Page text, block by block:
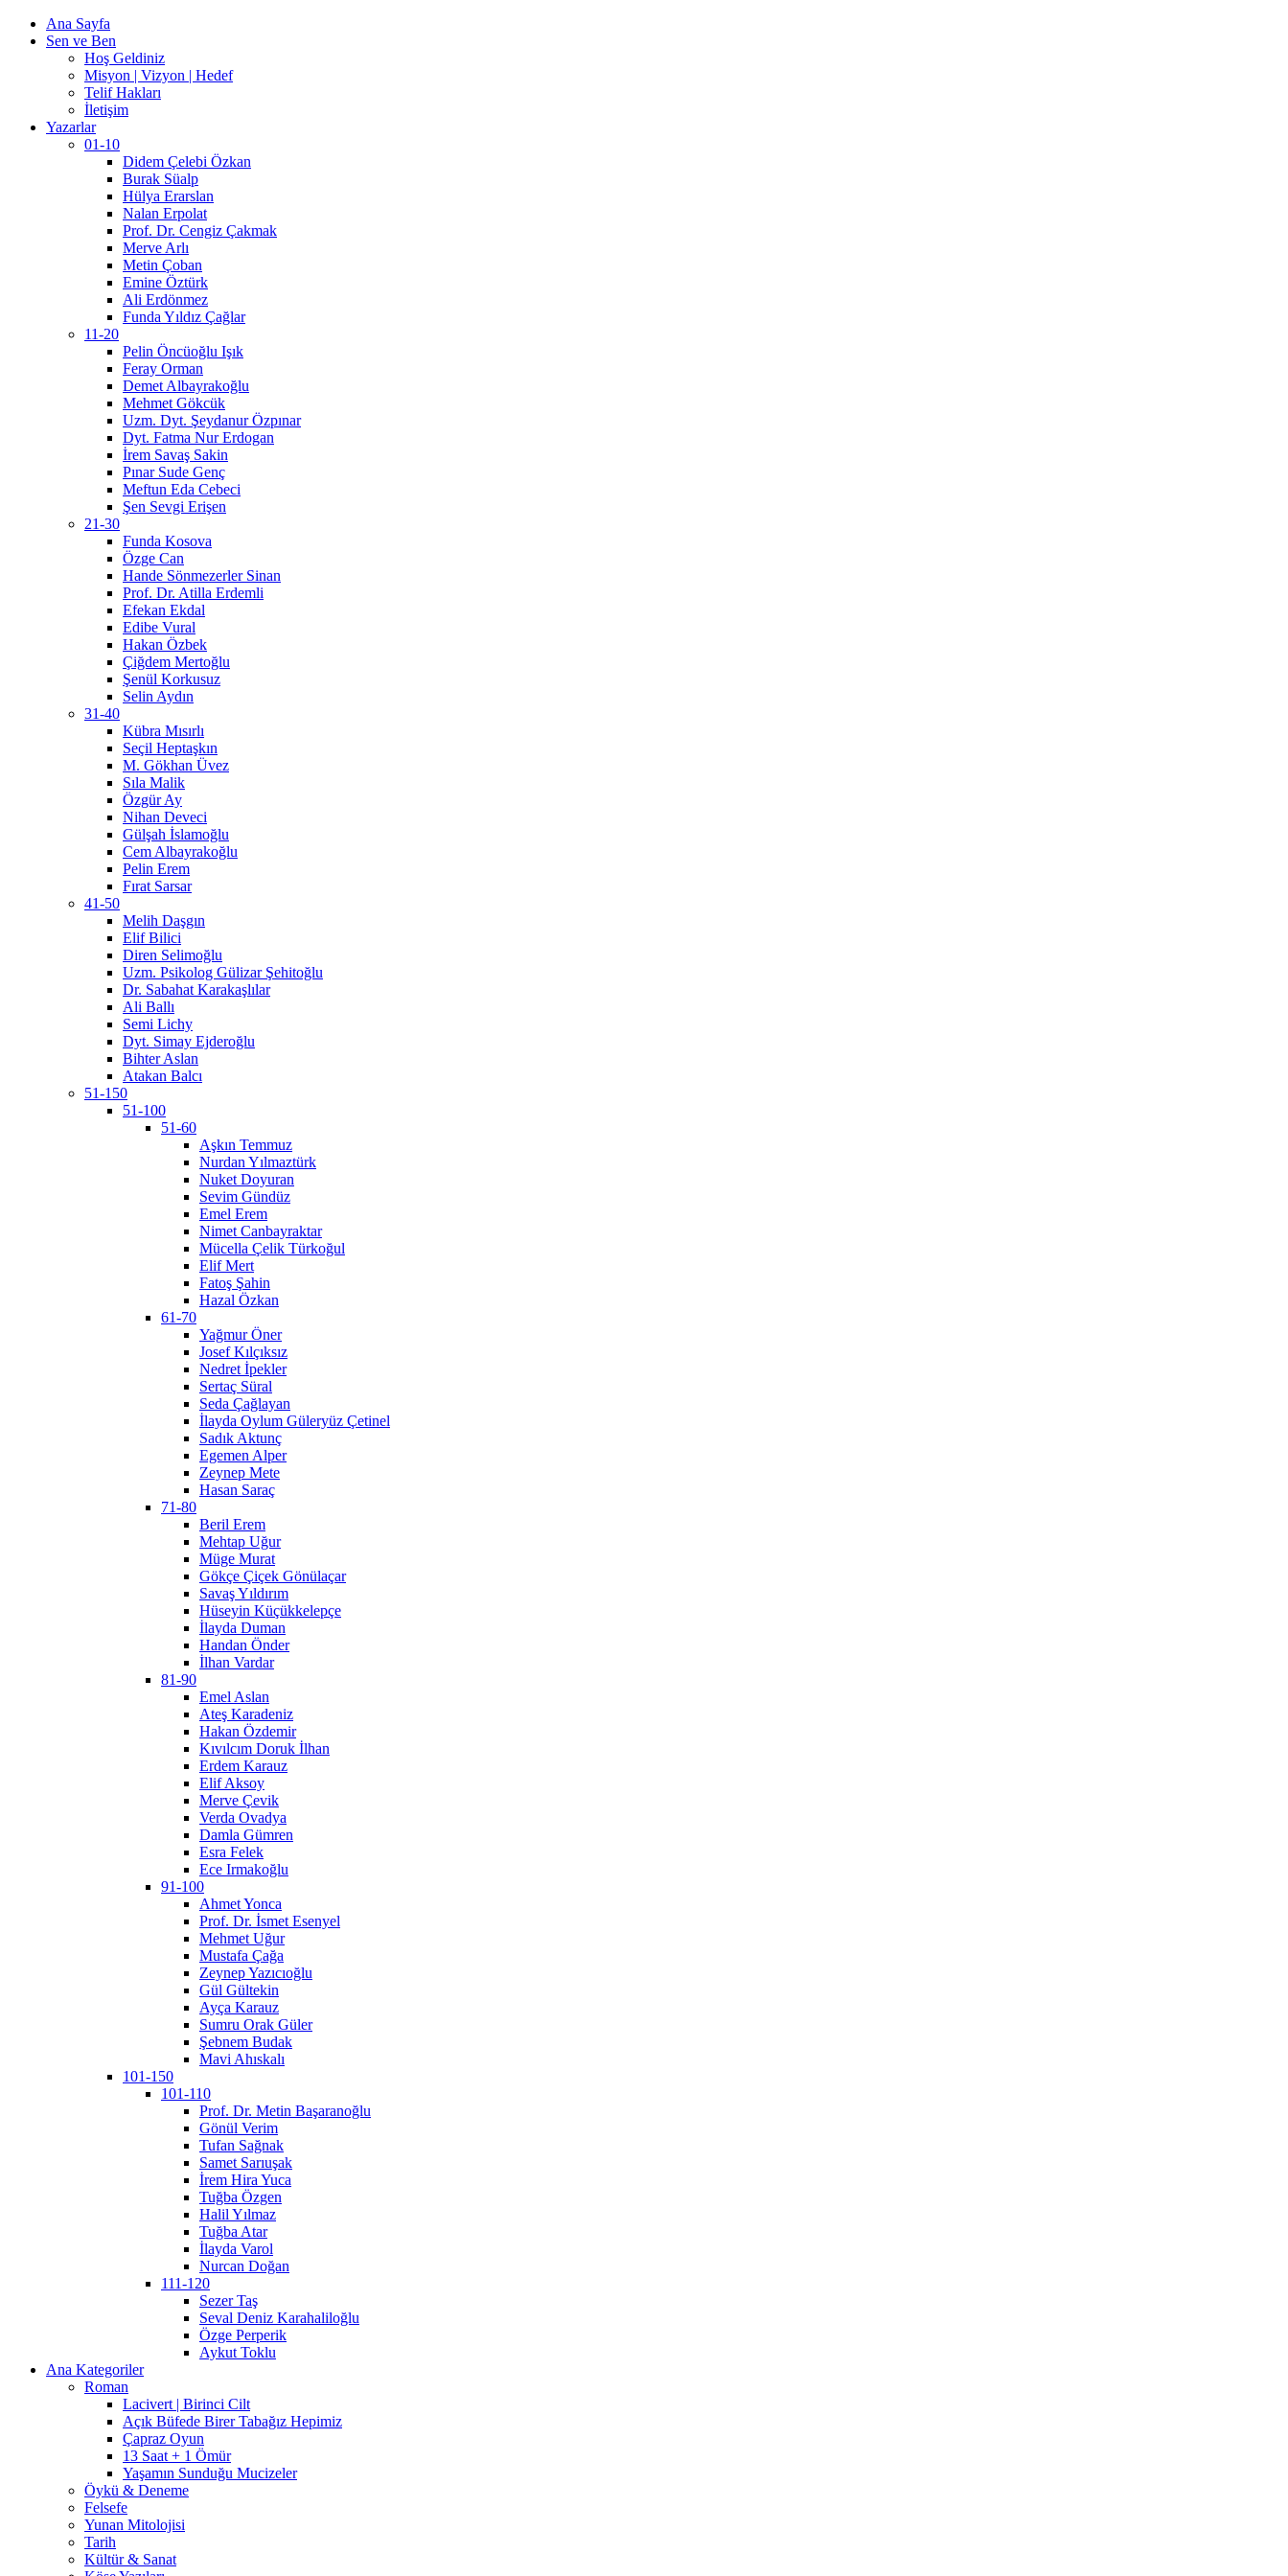
Ana Sayfa
Sen ve Ben
Hoş Geldiniz
Misyon | Vizyon | Hedef
Telif Hakları
İletişim
Yazarlar
01-10
Didem Çelebi Özkan
Burak Süalp
Hülya Erarslan
Nalan Erpolat
Prof. Dr. Cengiz Çakmak
Merve Arlı
Metin Çoban
Emine Öztürk
Ali Erdönmez
Funda Yıldız Çağlar
11-20
Pelin Öncüoğlu Işık
Feray Orman
Demet Albayrakoğlu
Mehmet Gökcük
Uzm. Dyt. Şeydanur Özpınar
Dyt. Fatma Nur Erdogan
İrem Savaş Sakin
Pınar Sude Genç
Meftun Eda Cebeci
Şen Sevgi Erişen
21-30
Funda Kosova
Özge Can
Hande Sönmezerler Sinan
Prof. Dr. Atilla Erdemli
Efekan Ekdal
Edibe Vural
Hakan Özbek
Çiğdem Mertoğlu
Şenül Korkusuz
Selin Aydın
31-40
Kübra Mısırlı
Seçil Heptaşkın
M. Gökhan Üvez
Sıla Malik
Özgür Ay
Nihan Deveci
Gülşah İslamoğlu
Cem Albayrakoğlu
Pelin Erem
Fırat Sarsar
41-50
Melih Daşgın
Elif Bilici
Diren Selimoğlu
Uzm. Psikolog Gülizar Şehitoğlu
Dr. Sabahat Karakaşlılar
Ali Ballı
Semi Lichy
Dyt. Simay Ejderoğlu
Bihter Aslan
Atakan Balcı
51-150
51-100
51-60
Aşkın Temmuz
Nurdan Yılmaztürk
Nuket Doyuran
Sevim Gündüz
Emel Erem
Nimet Canbayraktar
Mücella Çelik Türkoğul
Elif Mert
Fatoş Şahin
Hazal Özkan
61-70
Yağmur Öner
Josef Kılçıksız
Nedret İpekler
Sertaç Süral
Seda Çağlayan
İlayda Oylum Güleryüz Çetinel
Sadık Aktunç
Egemen Alper
Zeynep Mete
Hasan Saraç
71-80
Beril Erem
Mehtap Uğur
Müge Murat
Gökçe Çiçek Gönülaçar
Savaş Yıldırım
Hüseyin Küçükkelepçe
İlayda Duman
Handan Önder
İlhan Vardar
81-90
Emel Aslan
Ateş Karadeniz
Hakan Özdemir
Kıvılcım Doruk İlhan
Erdem Karauz
Elif Aksoy
Merve Çevik
Verda Ovadya
Damla Gümren
Esra Felek
Ece Irmakoğlu
91-100
Ahmet Yonca
Prof. Dr. İsmet Esenyel
Mehmet Uğur
Mustafa Çağa
Zeynep Yazıcıoğlu
Gül Gültekin
Ayça Karauz
Sumru Orak Güler
Şebnem Budak
Mavi Ahıskalı
101-150
101-110
Prof. Dr. Metin Başaranoğlu
Gönül Verim
Tufan Sağnak
Samet Sarıuşak
İrem Hira Yuca
Tuğba Özgen
Halil Yılmaz
Tuğba Atar
İlayda Varol
Nurcan Doğan
111-120
Sezer Taş
Seval Deniz Karahaliloğlu
Özge Perperik
Aykut Toklu
Ana Kategoriler
Roman
Lacivert | Birinci Cilt
Açık Büfede Birer Tabağız Hepimiz
Çapraz Oyun
13 Saat + 1 Ömür
Yaşamın Sunduğu Mucizeler
Öykü & Deneme
Felsefe
Yunan Mitolojisi
Tarih
Kültür & Sanat